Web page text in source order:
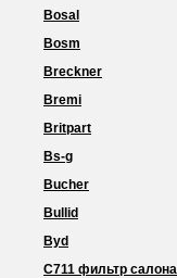
Bosal
Bosm
Breckner
Bremi
Britpart
Bs-g
Bucher
Bullid
Byd
C711 фильтр